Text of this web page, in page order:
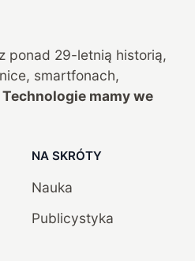
ponad 29-letnią historią,
smartfonach,
Technologie mamy we
NA SKRÓTY
Nauka
Publicystyka